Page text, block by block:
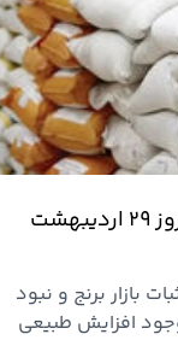
قیمت انواع برنج ایرانی و خارجی امروز ۲۹ اردیبهشت
بازار برنج و نبود
افزایش طبیعی